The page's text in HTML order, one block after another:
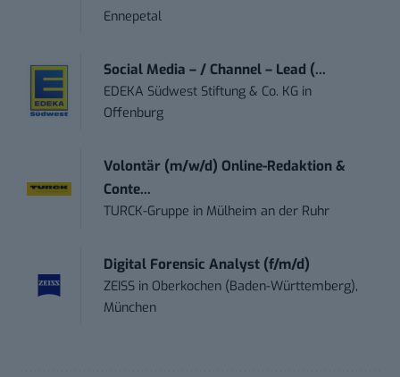
Ennepetal
Social Media – / Channel – Lead (...
EDEKA Südwest Stiftung & Co. KG in
Offenburg
Volontär (m/w/d) Online-Redaktion &
Conte...
TURCK-Gruppe in Mülheim an der Ruhr
Digital Forensic Analyst (f/m/d)
ZEISS in Oberkochen (Baden-Württemberg),
München